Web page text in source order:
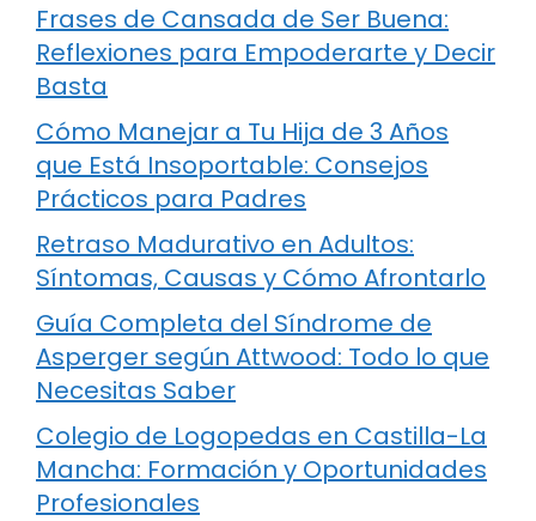
Frases de Cansada de Ser Buena:
Reflexiones para Empoderarte y Decir
Basta
Cómo Manejar a Tu Hija de 3 Años
que Está Insoportable: Consejos
Prácticos para Padres
Retraso Madurativo en Adultos:
Síntomas, Causas y Cómo Afrontarlo
Guía Completa del Síndrome de
Asperger según Attwood: Todo lo que
Necesitas Saber
Colegio de Logopedas en Castilla-La
Mancha: Formación y Oportunidades
Profesionales